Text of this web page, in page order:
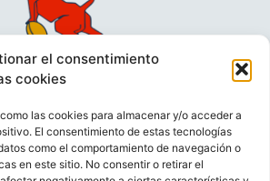
el consentimiento
cookies
las cookies para almacenar y/o acceder a
El consentimiento de estas tecnologías
como el comportamiento de navegación o
en este sitio. No consentir o retirar el